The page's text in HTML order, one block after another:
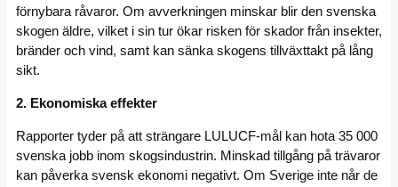
förnybara råvaror. Om avverkningen minskar blir den svenska
skogen äldre, vilket i sin tur ökar risken för skador från insekter,
bränder och vind, samt kan sänka skogens tillväxttakt på lång
sikt.
2. Ekonomiska effekter
Rapporter tyder på att strängare LULUCF-mål kan hota 35 000
svenska jobb inom skogsindustrin. Minskad tillgång på trävaror
kan påverka svensk ekonomi negativt. Om Sverige inte når de